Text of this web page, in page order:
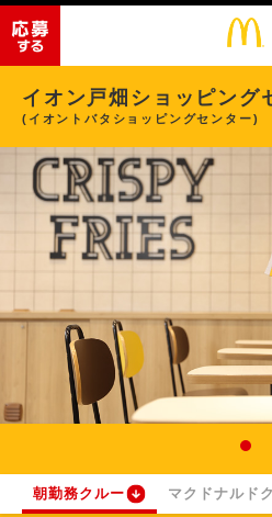
イオン戸畑ショッピング
(イオントバタショッピングセンター)
朝勤務クルー マクドナルド